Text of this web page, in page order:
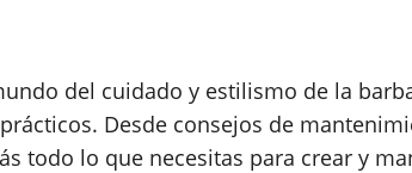
del cuidado y estilismo de la
Desde consejos de
todo lo que necesitas para crear y